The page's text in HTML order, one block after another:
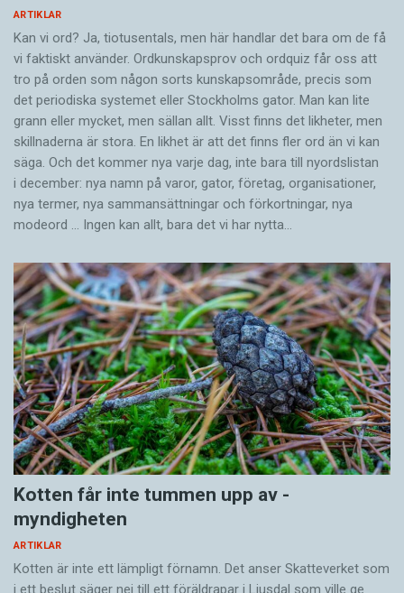
ARTIKLAR
Kan vi ord? Ja, tiotusentals, men här handlar det bara om de få
vi faktiskt använder. Ordkunskapsprov och ordquiz får oss att
tro på orden som någon sorts kunskapsområde, precis som
det periodiska systemet eller Stockholms gator. Man kan lite
grann eller mycket, men sällan allt. Visst finns det likheter, men
skillnaderna är stora. En likhet är att det finns fler ord än vi kan
säga. Och det kommer nya varje dag, inte bara till nyordslistan
i december: nya namn på varor, gator, företag, organisationer,
nya termer, nya samman­sättningar och förkortningar, nya
modeord … Ingen kan allt, bara det vi har nytta…
Kotten får inte tummen upp av ­
myndigheten
ARTIKLAR
Kotten är inte ett lämpligt förnamn. Det anser Skatte­verket som
i ett beslut säger nej till ett föräldra­par i Ljusdal som ville ge